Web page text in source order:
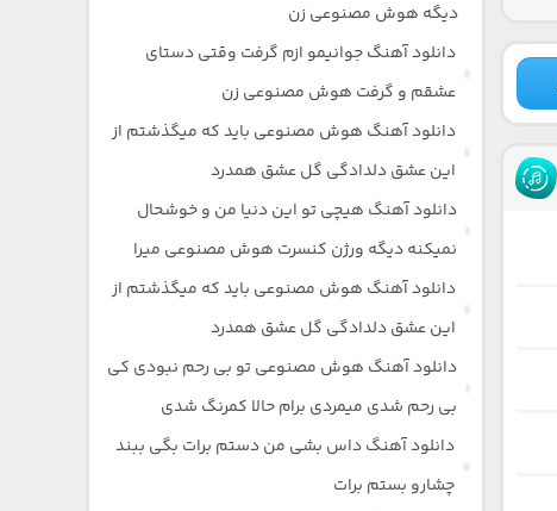
دیگه هوش مصنوعی زن
دانلود آهنگ جوانیمو ازم گرفت وقتی دستای
عشقم و گرفت هوش مصنوعی زن
دانلود آهنگ هوش مصنوعی باید که میگذشتم از
این عشق دلدادگی گل عشق همدرد
دانلود آهنگ هیچی تو این دنیا من و خوشحال
نمیکنه دیگه ورژن کنسرت هوش مصنوعی میرا
دانلود آهنگ هوش مصنوعی باید که میگذشتم از
این عشق دلدادگی گل عشق همدرد
دانلود آهنگ هوش مصنوعی تو بی رحم نبودی کی
بی رحم شدی میمردی برام حالا کمرنگ شدی
دانلود آهنگ داس بشی من دستم برات بگی ببند
چشارو بستم برات